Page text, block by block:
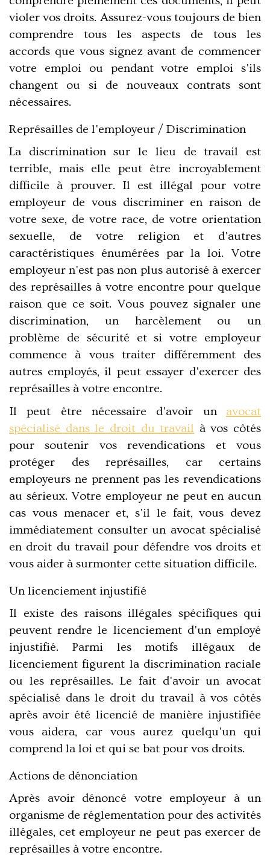
violer vos droits. Assurez-vous toujours de bien
comprendre tous les aspects de tous les
accords que vous signez avant de commencer
votre emploi ou pendant votre emploi s'ils
changent ou si de nouveaux contrats sont
nécessaires.
Représailles de l'employeur / Discrimination
La discrimination sur le lieu de travail est
terrible, mais elle peut être incroyablement
difficile à prouver. Il est illégal pour votre
employeur de vous discriminer en raison de
votre sexe, de votre race, de votre orientation
sexuelle, de votre religion et d'autres
caractéristiques énumérées par la loi. Votre
employeur n'est pas non plus autorisé à exercer
des représailles à votre encontre pour quelque
raison que ce soit. Vous pouvez signaler une
discrimination, un harcèlement ou un
problème de sécurité et si votre employeur
commence à vous traiter différemment des
autres employés, il peut essayer d'exercer des
représailles à votre encontre.
Il peut être nécessaire d'avoir un avocat
spécialisé dans le droit du travail à vos côtés
pour soutenir vos revendications et vous
protéger des représailles, car certains
employeurs ne prennent pas les revendications
au sérieux. Votre employeur ne peut en aucun
cas vous menacer et, s'il le fait, vous devez
immédiatement consulter un avocat spécialisé
en droit du travail pour défendre vos droits et
vous aider à surmonter cette situation difficile.
Un licenciement injustifié
Il existe des raisons illégales spécifiques qui
peuvent rendre le licenciement d'un employé
injustifié. Parmi les motifs illégaux de
licenciement figurent la discrimination raciale
ou les représailles. Le fait d'avoir un avocat
spécialisé dans le droit du travail à vos côtés
après avoir été licencié de manière injustifiée
vous aidera, car vous aurez quelqu'un qui
comprend la loi et qui se bat pour vos droits.
Actions de dénonciation
Après avoir dénoncé votre employeur à un
organisme de réglementation pour des activités
illégales, cet employeur ne peut pas exercer de
représailles à votre encontre.